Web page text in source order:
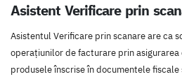
Asistent Verificare prin
Asistentul Verificare prin scanare are ca
operațiunilor de facturare prin
produsele înscrise în documentele